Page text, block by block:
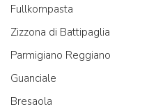
Fullkornpasta
Zizzona di Battipaglia
Parmigiano Reggiano
Guanciale
Bresaola